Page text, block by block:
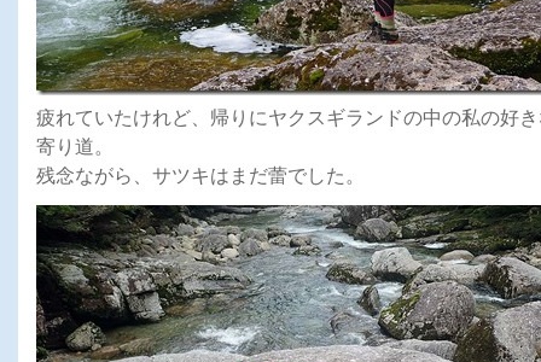
疲れていたけれど、帰りにヤクスギランドの中の私の好
寄り道。
残念ながら、サツキはまだ蕾でした。